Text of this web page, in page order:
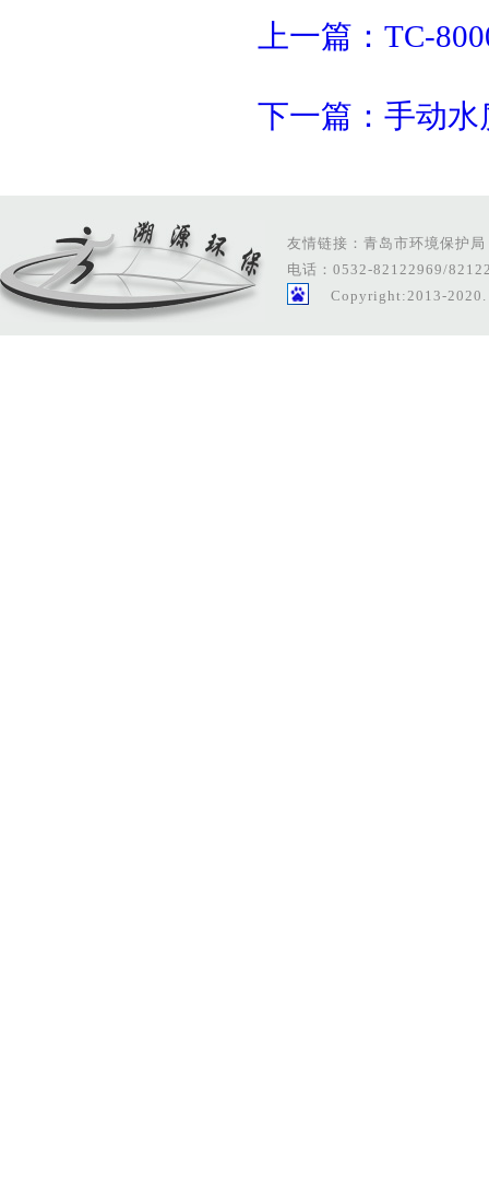
上一篇：TC-
下一篇：手动
友情链接： 青岛市环境保护局
电话：0532-82122969/
Copyright:2013-2020.